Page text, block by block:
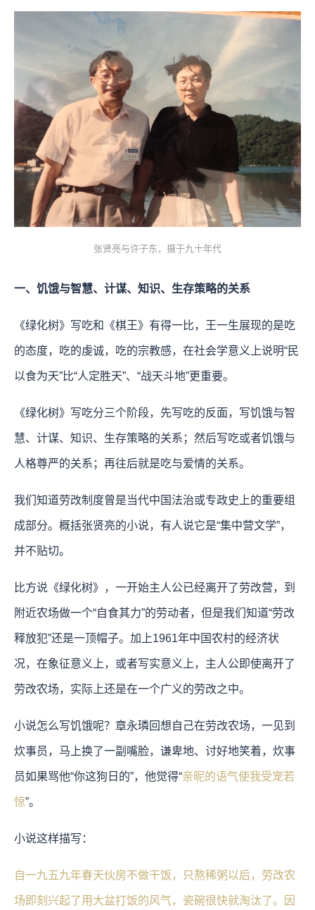
张贤亮与许子东，摄于九十年代
一、饥饿与智慧、计谋、知识、生存策略的关系
《绿化树》写吃和《棋王》有得一比，王一生展现的是吃
的态度，吃的虔诚，吃的宗教感，在社会学意义上说明“民
以食为天”比“人定胜天”、“战天斗地”更重要。
《绿化树》写吃分三个阶段，先写吃的反面，写饥饿与智
慧、计谋、知识、生存策略的关系；然后写吃或者饥饿与
人格尊严的关系；再往后就是吃与爱情的关系。
我们知道劳改制度曾是当代中国法治或专政史上的重要组
成部分。概括张贤亮的小说，有人说它是“集中营文学”，
并不贴切。
比方说《绿化树》，一开始主人公已经离开了劳改营，到
附近农场做一个“自食其力”的劳动者，但是我们知道“劳改
释放犯”还是一顶帽子。加上1961年中国农村的经济状
况，在象征意义上，或者写实意义上，主人公即使离开了
劳改农场，实际上还是在一个广义的劳改之中。
小说怎么写饥饿呢？章永璘回想自己在劳改农场，一见到
炊事员，马上换了一副嘴脸，谦卑地、讨好地笑着，炊事
员如果骂他“你这狗日的”，他觉得“亲昵的语气使我受宠若
惊”。
小说这样描写：
自一九五九年春天伙房不做干饭，只熬稀粥以后，劳改农
场即刻兴起了用大盆打饭的风气，瓷碗很快就淘汰了。因